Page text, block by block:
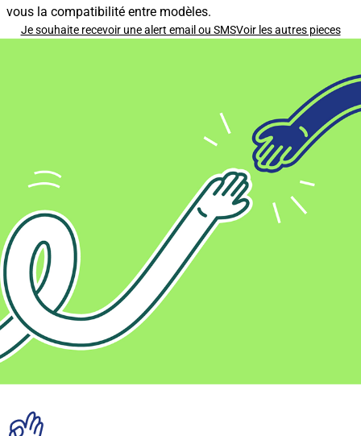
vous la compatibilité entre modèles.
Je souhaite recevoir une alert email ou SMSVoir les autres pieces